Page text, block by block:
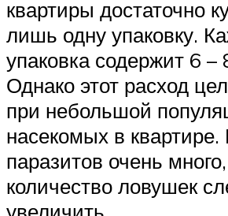
квартиры достаточно
лишь одну упаковку.
упаковка содержит 6 –
Однако этот расход
при небольшой
насекомых в
паразитов очень
количество ловушек